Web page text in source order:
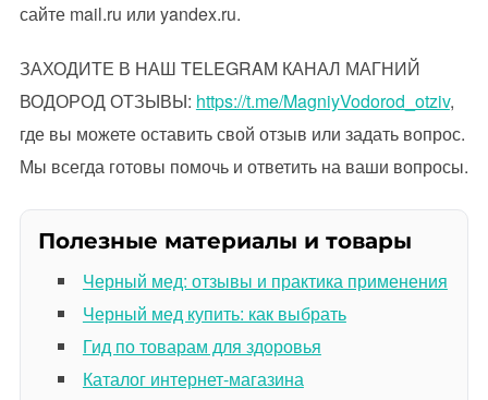
сайте mail.ru или yandex.ru.
ЗАХОДИТЕ В НАШ TELEGRAM КАНАЛ МАГНИЙ
ВОДОРОД ОТЗЫВЫ: https://t.me/MagniyVodorod_otziv,
где вы можете оставить свой отзыв или задать вопрос.
Мы всегда готовы помочь и ответить на ваши вопросы.
Полезные материалы и товары
Черный мед: отзывы и практика применения
Черный мед купить: как выбрать
Гид по товарам для здоровья
Каталог интернет-магазина